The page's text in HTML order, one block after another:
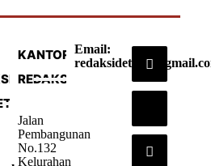
KANTOR
REDAKSI
Jalan
Pembangunan
No.132
Kelurahan
Email: